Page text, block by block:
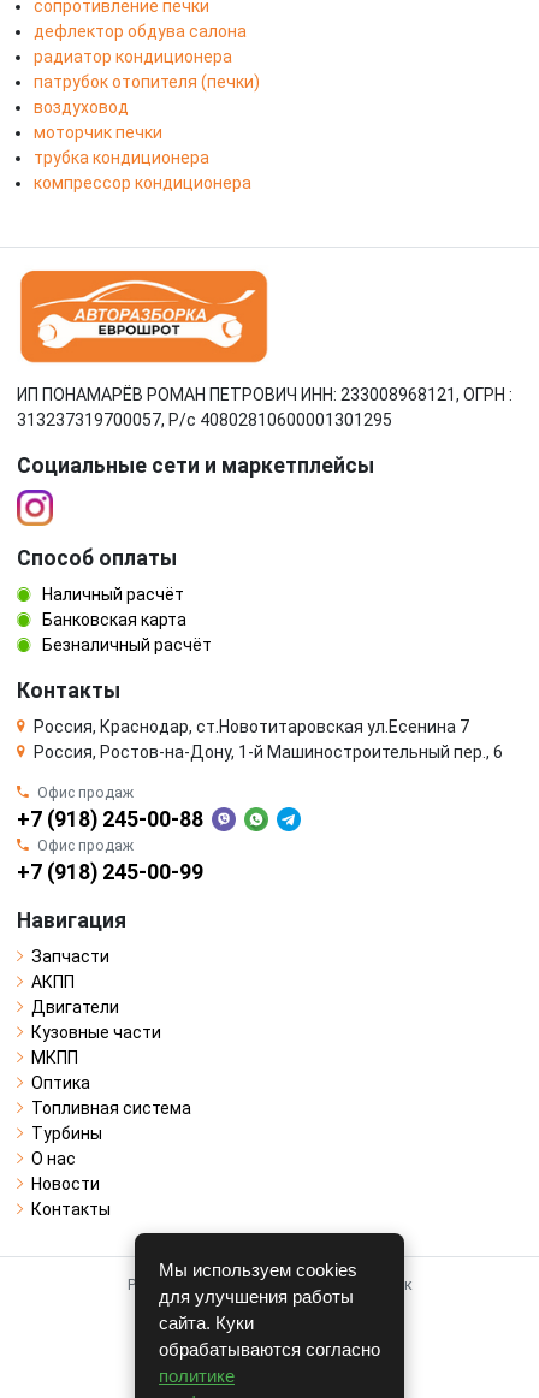
сопротивление печки
дефлектор обдува салона
радиатор кондиционера
патрубок отопителя (печки)
воздуховод
моторчик печки
трубка кондиционера
компрессор кондиционера
ИП ПОНАМАРЁВ РОМАН ПЕТРОВИЧ ИНН: 233008968121, ОГРН :
313237319700057, Р/c 40802810600001301295
Социальные сети и маркетплейсы
Способ оплаты
Наличный расчёт
Банковская карта
Безналичный расчёт
Контакты
Россия, Краснодар, ст.Новотитаровская ул.Есенина 7
Россия, Ростов-на-Дону, 1-й Машиностроительный пер., 6
Офис продаж
+7 (918) 245-00-88
Офис продаж
+7 (918) 245-00-99
Навигация
Запчасти
АКПП
Двигатели
Кузовные части
МКПП
Оптика
Топливная система
Турбины
О нас
Новости
Контакты
Работает на системе для авторазборок
CARRO.БИЗНЕС
Полная версия
© COPYRIGHT 2026 г.
Мы используем cookies
для улучшения работы
сайта. Куки
обрабатываются согласно
политике